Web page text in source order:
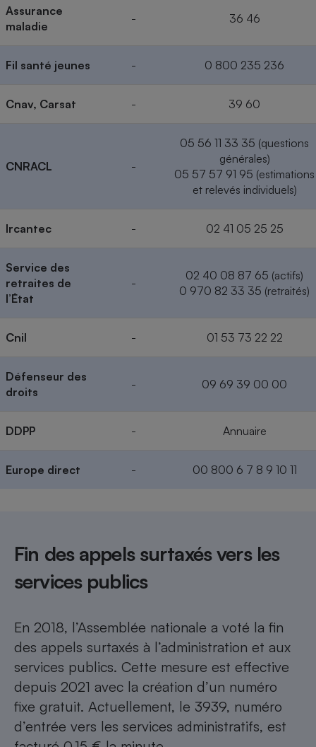
Assurance
maladie
- 36 46
Fil santé jeunes - 0 800 235 236
Cnav, Carsat - 39 60
CNRACL -
05 56 11 33 35 (questions
générales)
05 57 57 91 95 (estimations
et relevés individuels)
Ircantec - 02 41 05 25 25
Service des
retraites de
l’État
-
02 40 08 87 65 (actifs)
0 970 82 33 35 (retraités)
Cnil - 01 53 73 22 22
Défenseur des
droits
- 09 69 39 00 00
DDPP - Annuaire
Europe direct - 00 800 6 7 8 9 10 11
Fin des appels surtaxés vers les
services publics
En 2018, l’Assemblée nationale a voté la fin
des appels surtaxés à l’administration et aux
services publics. Cette mesure est effective
depuis 2021 avec la création d’un numéro
fixe gratuit. Actuellement, le 3939, numéro
d’entrée vers les services administratifs, est